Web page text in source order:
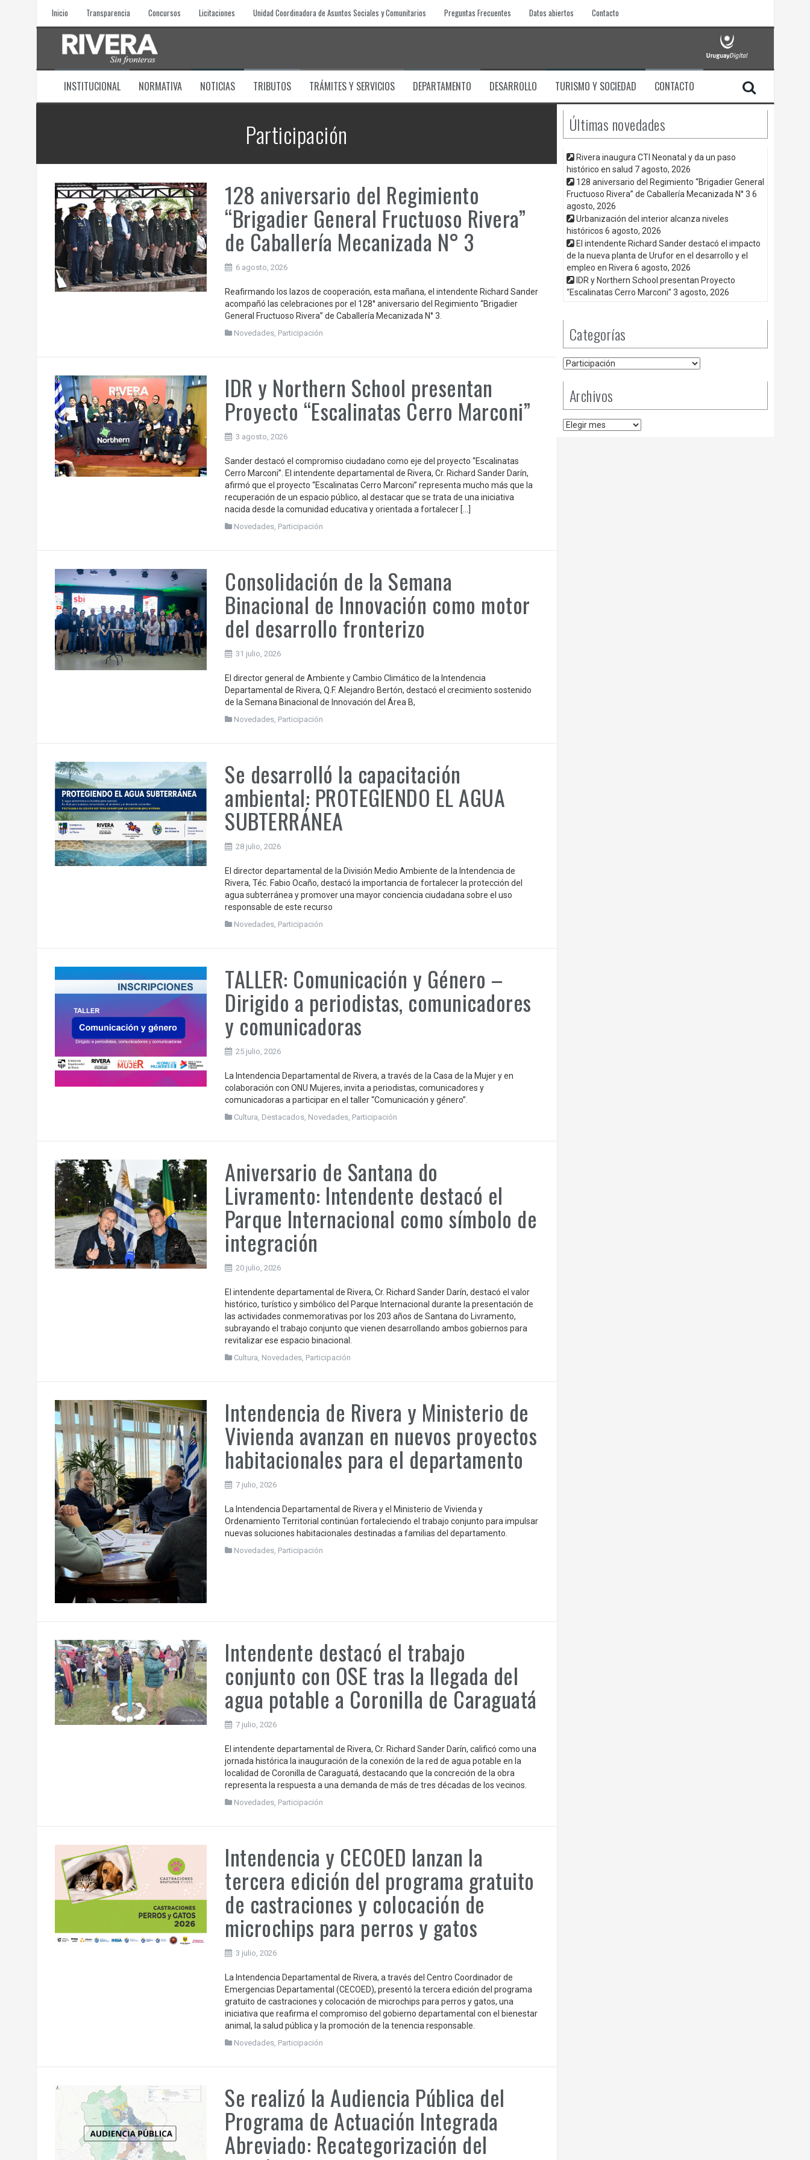
Inicio Transparencia Concursos Licitaciones Unidad Coordinadora de Asuntos Sociales y Comunitarios Preguntas Frecuentes Datos abiertos Contacto
INSTITUCIONAL NORMATIVA NOTICIAS TRIBUTOS TRÁMITES Y SERVICIOS DEPARTAMENTO DESARROLLO TURISMO Y SOCIEDAD CONTACTO
Participación
128 aniversario del Regimiento
“Brigadier General Fructuoso Rivera”
de Caballería Mecanizada N° 3
6 agosto, 2026
Reafirmando los lazos de cooperación, esta mañana, el intendente Richard Sander
acompañó las celebraciones por el 128° aniversario del Regimiento “Brigadier
General Fructuoso Rivera” de Caballería Mecanizada N° 3.
Novedades, Participación
IDR y Northern School presentan
Proyecto “Escalinatas Cerro Marconi”
3 agosto, 2026
Sander destacó el compromiso ciudadano como eje del proyecto “Escalinatas
Cerro Marconi”. El intendente departamental de Rivera, Cr. Richard Sander Darín,
afirmó que el proyecto “Escalinatas Cerro Marconi” representa mucho más que la
recuperación de un espacio público, al destacar que se trata de una iniciativa
nacida desde la comunidad educativa y orientada a fortalecer […]
Novedades, Participación
Consolidación de la Semana
Binacional de Innovación como motor
del desarrollo fronterizo
31 julio, 2026
El director general de Ambiente y Cambio Climático de la Intendencia
Departamental de Rivera, Q.F. Alejandro Bertón, destacó el crecimiento sostenido
de la Semana Binacional de Innovación del Área B,
Novedades, Participación
Se desarrolló la capacitación
ambiental: PROTEGIENDO EL AGUA
SUBTERRÁNEA
28 julio, 2026
El director departamental de la División Medio Ambiente de la Intendencia de
Rivera, Téc. Fabio Ocaño, destacó la importancia de fortalecer la protección del
agua subterránea y promover una mayor conciencia ciudadana sobre el uso
responsable de este recurso
Novedades, Participación
TALLER: Comunicación y Género –
Dirigido a periodistas, comunicadores
y comunicadoras
25 julio, 2026
La Intendencia Departamental de Rivera, a través de la Casa de la Mujer y en
colaboración con ONU Mujeres, invita a periodistas, comunicadores y
comunicadoras a participar en el taller “Comunicación y género”.
Cultura, Destacados, Novedades, Participación
Aniversario de Santana do
Livramento: Intendente destacó el
Parque Internacional como símbolo de
integración
20 julio, 2026
El intendente departamental de Rivera, Cr. Richard Sander Darín, destacó el valor
histórico, turístico y simbólico del Parque Internacional durante la presentación de
las actividades conmemorativas por los 203 años de Santana do Livramento,
subrayando el trabajo conjunto que vienen desarrollando ambos gobiernos para
revitalizar ese espacio binacional.
Cultura, Novedades, Participación
Intendencia de Rivera y Ministerio de
Vivienda avanzan en nuevos proyectos
habitacionales para el departamento
7 julio, 2026
La Intendencia Departamental de Rivera y el Ministerio de Vivienda y
Ordenamiento Territorial continúan fortaleciendo el trabajo conjunto para impulsar
nuevas soluciones habitacionales destinadas a familias del departamento.
Novedades, Participación
Intendente destacó el trabajo
conjunto con OSE tras la llegada del
agua potable a Coronilla de Caraguatá
7 julio, 2026
El intendente departamental de Rivera, Cr. Richard Sander Darín, calificó como una
jornada histórica la inauguración de la conexión de la red de agua potable en la
localidad de Coronilla de Caraguatá, destacando que la concreción de la obra
representa la respuesta a una demanda de más de tres décadas de los vecinos.
Novedades Participación
Intendencia y CECOED lanzan la
tercera edición del programa gratuito
de castraciones y colocación de
microchips para perros y gatos
3 julio, 2026
La Intendencia Departamental de Rivera, a través del Centro Coordinador de
Emergencias Departamental (CECOED), presentó la tercera edición del programa
gratuito de castraciones y colocación de microchips para perros y gatos, una
iniciativa que reafirma el compromiso del gobierno departamental con el bienestar
animal, la salud pública y la promoción de la tenencia responsable.
Novedades Participación
Se realizó la Audiencia Pública del
Programa de Actuación Integrada
Abreviado: Recategorización del
Últimas novedades
Rivera inaugura CTI Neonatal y da un paso
histórico en salud 7 agosto, 2026
128 aniversario del Regimiento “Brigadier General
Fructuoso Rivera” de Caballería Mecanizada N° 3 6
agosto, 2026
Urbanización del interior alcanza niveles
históricos 6 agosto, 2026
El intendente Richard Sander destacó el impacto
de la nueva planta de Urufor en el desarrollo y el
empleo en Rivera 6 agosto, 2026
IDR y Northern School presentan Proyecto
“Escalinatas Cerro Marconi” 3 agosto, 2026
Categorías
Categorías
Archivos
Archivos